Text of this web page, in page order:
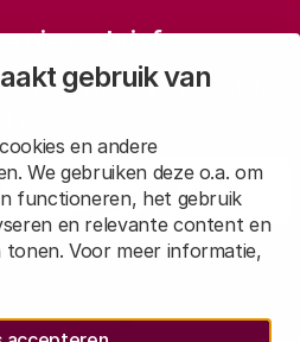
gebruik van
en andere
We gebruiken deze o.a. om
functioneren, het gebruik
en relevante content en
Voor meer informatie,
nieuwsbrief
ontvangen van ons laatste
achter.
Aanmelden
wij deze gegevens verwerken.